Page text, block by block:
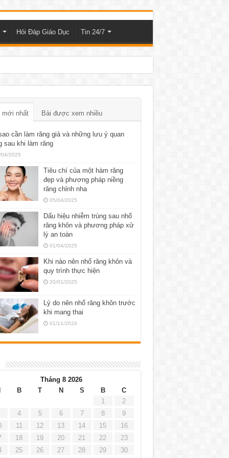
Hỏi Đáp Giáo Dục Tin 24/7
mới nhất Bài được xem nhiều
cần làm răng giả và những lưu ý quan
sau khi làm răng
2025
Tiêu chí của một hàm răng
đẹp và phương pháp niềng
răng chỉnh nha
05/04/2025
Dấu hiệu nhiễm trùng sau nhổ
răng khôn và phương pháp xử
lý an toàn
01/04/2025
Khi nào nên nhổ răng khôn và
quy trình thực hiện
20/01/2025
Lý do nên nhổ răng khôn trước
khi mang thai
01/11/2024
Tháng 8 2026
B T N S B
C
1
2
4
5 6 7 8
9
11 12 13 14 15
16
18 19 20 21 22
23
25 26 27 28 29 30